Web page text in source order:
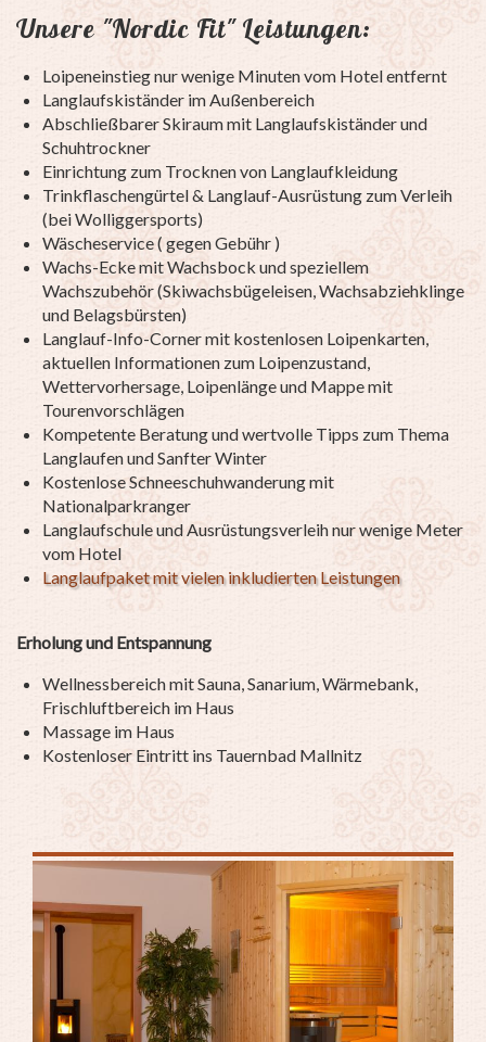
Unsere "Nordic Fit" Leistungen:
Loipeneinstieg nur wenige Minuten vom Hotel entfernt
Langlaufskiständer im Außenbereich
Abschließbarer Skiraum mit Langlaufskiständer und
Schuhtrockner
Einrichtung zum Trocknen von Langlaufkleidung
Trinkflaschengürtel & Langlauf-Ausrüstung zum Verleih
(bei Wolliggersports)
Wäscheservice ( gegen Gebühr )
Wachs-Ecke mit Wachsbock und speziellem
Wachszubehör (Skiwachsbügeleisen, Wachsabziehklinge
und Belagsbürsten)
Langlauf-Info-Corner mit kostenlosen Loipenkarten,
aktuellen Informationen zum Loipenzustand,
Wettervorhersage, Loipenlänge und Mappe mit
Tourenvorschlägen
Kompetente Beratung und wertvolle Tipps zum Thema
Langlaufen und Sanfter Winter
Kostenlose Schneeschuhwanderung mit
Nationalparkranger
Langlaufschule und Ausrüstungsverleih nur wenige Meter
vom Hotel
Langlaufpaket mit vielen inkludierten Leistungen
Erholung und Entspannung
Wellnessbereich mit Sauna, Sanarium, Wärmebank,
Frischluftbereich im Haus
Massage im Haus
Kostenloser Eintritt ins Tauernbad Mallnitz